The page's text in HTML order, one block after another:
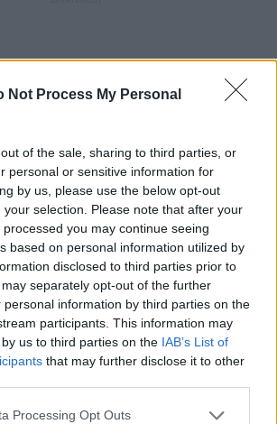
Not Process My Personal
of the sale, sharing to third parties, or
personal or sensitive information for
by us, please use the below opt-out
selection. Please note that after your
you may continue seeing
based on personal information utilized by
disclosed to third parties prior to
separately opt-out of the further
personal information by third parties on the
participants. This information may
us to third parties on the IAB’s List of
that may further disclose it to other
Processing Opt Outs